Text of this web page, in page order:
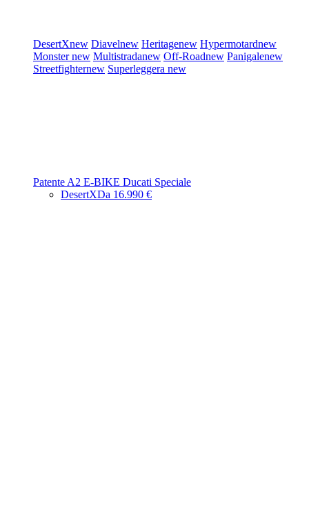
DesertXnew Diavelnew Heritagenew Hypermotardnew
Monsternew Multistradanew Off-Roadnew Panigalenew
Streetfighternew Superleggera new
Patente A2 E-BIKE Ducati Speciale
DesertXDa 16.990 €